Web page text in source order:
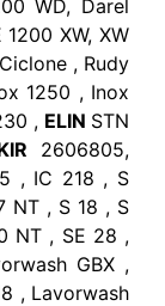
WD, Darel
1200 XW, XW
Ciclone , Rudy
1250 , Inox
, ELIN STN
2606805,
, IC 218 , S
NT , S 18 , S
NT , SE 28 ,
GBX ,
, Lavorwash